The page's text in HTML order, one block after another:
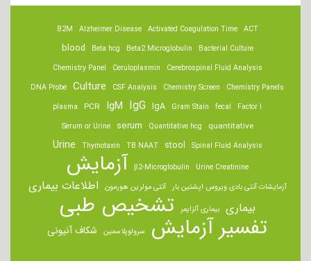
ACT
Activated Coagulation Time
Alzheimer Disease
B2M
Bacterial Culture
Beta2 Microglobulin
Beta hcg
blood
Cerebrospinal Fluid Analysis
Ceruloplasmin
Chemistry Panel
Chemistry Panels
Chemistry Screen
CSF Analysis
Culture
DNA Probe
Factor I
fecal
Gram Stain
IgA
IgG
IgM
PCR
plasma
quantitative
Quantitative hcg
serum
Serum or Urine
Spinal Fluid Analysis
stool
TB NAAT
Thymotaxin
Urine
Urine Creatinine
β2-Microglobulin آزمایش
آزمایشات آنتی بادی ویروس اپشتین بار آنتی مولرین هورمون اطلاعات بیماری
بیماری بیماری آلزایمر تشخیص طبی
تفسیر آزمایش سرولوپلاسمین شکاف آنیونی